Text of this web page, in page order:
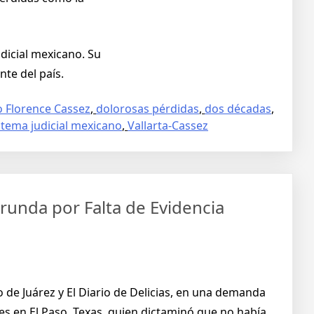
mexicano. Su
del país.
Florence Cassez, dolorosas pérdidas, dos décadas,
judicial mexicano, Vallarta-Cassez
por Falta de Evidencia
Juárez y El Diario de Delicias, en una demanda